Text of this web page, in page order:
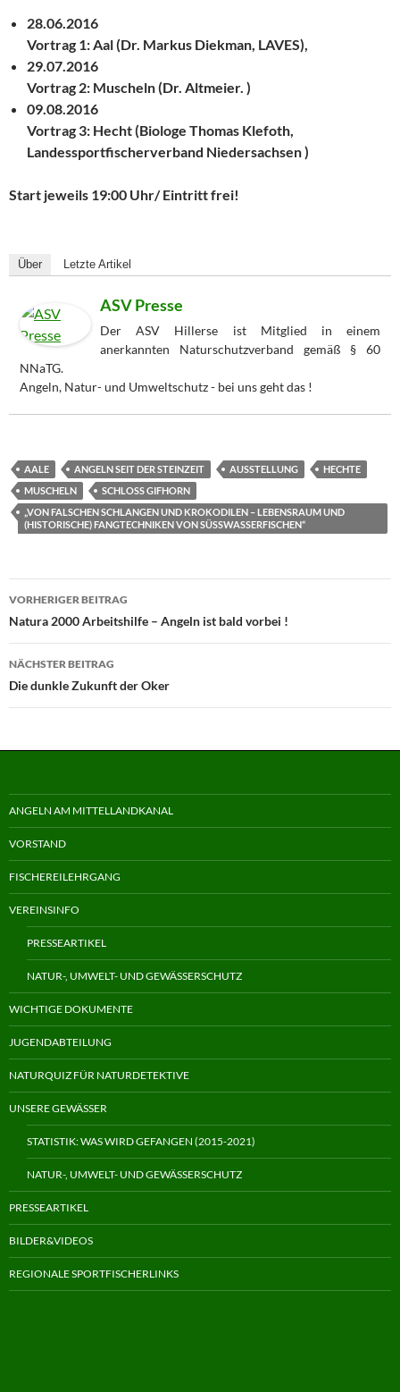
28.06.2016
Vortrag 1: Aal (Dr. Markus Diekman, LAVES),
29.07.2016
Vortrag 2: Muscheln (Dr. Altmeier. )
09.08.2016
Vortrag 3: Hecht (Biologe Thomas Klefoth,
Landessportfischerverband Niedersachsen )
Start jeweils 19:00 Uhr/ Eintritt frei!
Über Letzte Artikel
ASV Presse
Der ASV Hillerse ist Mitglied in einem
anerkannten Naturschutzverband gemäß § 60
NNaTG.
Angeln, Natur- und Umweltschutz - bei uns geht das !
AALE ANGELN SEIT DER STEINZEIT AUSSTELLUNG
HECHTE
MUSCHELN
SCHLOSS GIFHORN
„VON FALSCHEN SCHLANGEN UND KROKODILEN – LEBENSRAUM UND
(HISTORISCHE) FANGTECHNIKEN VON SÜSSWASSERFISCHEN“
Beitragsnavigation
VORHERIGER BEITRAG
Natura 2000 Arbeitshilfe – Angeln ist bald vorbei !
NÄCHSTER BEITRAG
Die dunkle Zukunft der Oker
ANGELN AM MITTELLANDKANAL
VORSTAND
FISCHEREILEHRGANG
VEREINSINFO
PRESSEARTIKEL
NATUR-, UMWELT- UND GEWÄSSERSCHUTZ
WICHTIGE DOKUMENTE
JUGENDABTEILUNG
NATURQUIZ FÜR NATURDETEKTIVE
UNSERE GEWÄSSER
STATISTIK: WAS WIRD GEFANGEN (2015-2021)
NATUR-, UMWELT- UND GEWÄSSERSCHUTZ
PRESSEARTIKEL
BILDER&VIDEOS
REGIONALE SPORTFISCHERLINKS